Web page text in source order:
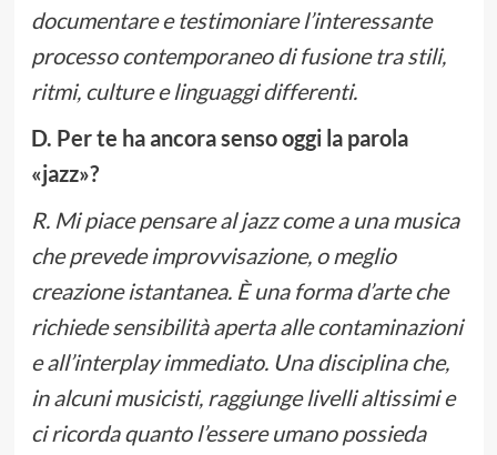
documentare e testimoniare l’interessante
processo contemporaneo di fusione tra stili,
ritmi, culture e linguaggi differenti.
D. Per te ha ancora senso oggi la parola
«jazz»?
R. Mi piace pensare al jazz come a una musica
che prevede improvvisazione, o meglio
creazione istantanea. È una forma d’arte che
richiede sensibilità aperta alle contaminazioni
e all’interplay immediato. Una disciplina che,
in alcuni musicisti, raggiunge livelli altissimi e
ci ricorda quanto l’essere umano possieda